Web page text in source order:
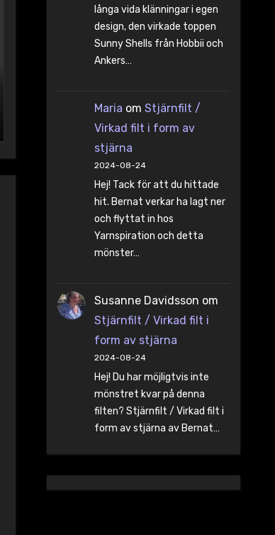
långa vida klänningar i egen
design, den virkade toppen
Sunny Shells från Hobbii och
Ankers…
Maria om Stjärnfilt /
Virkad filt i form av
stjärna
2024-08-24
Hej! Tack för att du hittade
hit. Bernat verkar ha lagt ner
och flyttat in hos
Yarnspiration och detta
mönster…
Susanne Davidsson om
Stjärnfilt / Virkad filt i
form av stjärna
2024-08-24
Hej! Du har möjligtvis inte
mönstret kvar på denna
filten? Stjärnfilt / Virkad filt i
form av stjärna av Bernat…